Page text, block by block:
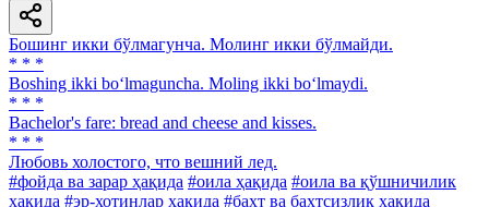
Бошинг икки бўлмагунча. Молинг икки бўлмайди.
* * *
Boshing ikki bo‘lmaguncha. Moling ikki bo‘lmaydi.
* * *
Bachelor's fare: bread and cheese and kisses.
* * *
Любовь холостого, что вешний лед.
#фойда ва зарар ҳақида #оила ҳақида #оила ва қўшничилик
ҳақида #эр-хотинлар ҳақида #бахт ва бахтсизлик ҳақида